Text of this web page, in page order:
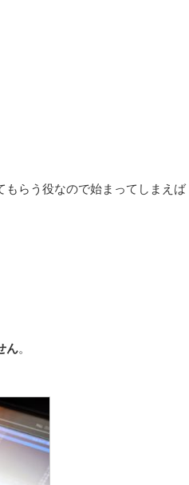
もらう役なので始まってしまえば
ん。